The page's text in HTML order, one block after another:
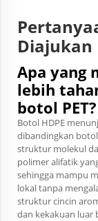
Diajukan
Apa yang
lebih
botol PET?
Botol HDPE
dibandingkan
struktur molekul
polimer alifatik
sehingga mampu
lokal tanpa
struktur cincin
dan kekakuan luar